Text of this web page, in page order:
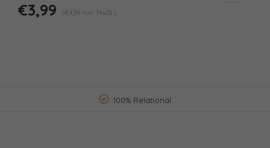
€3,99 (€4,39 Inkl. MwSt.)
100% Relational